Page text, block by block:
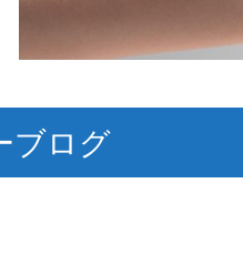
ブログ